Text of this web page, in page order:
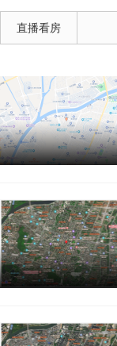
直播看房